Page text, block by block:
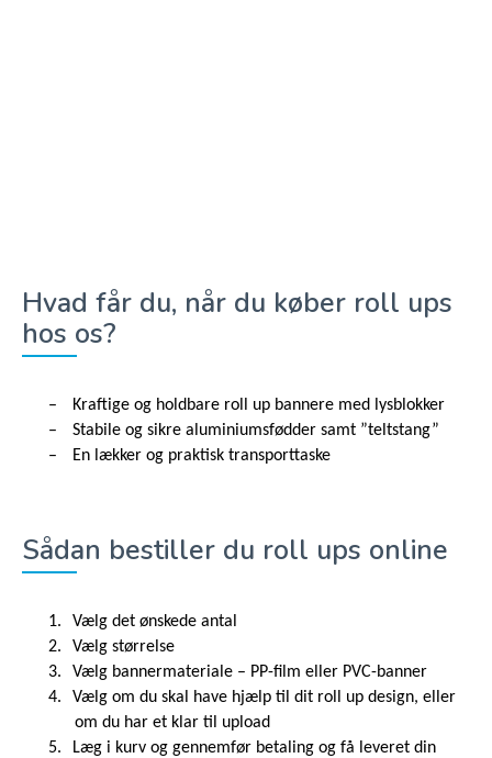
Hvad får du, når du køber roll ups
hos os?
–
Kraftige og holdbare roll up bannere med lysblokker
–
Stabile og sikre aluminiumsfødder samt ”teltstang”
–
En lækker og praktisk transporttaske
Sådan bestiller du roll ups online
1.
Vælg det ønskede antal
2.
Vælg størrelse
3.
Vælg bannermateriale – PP-film eller PVC-banner
4.
Vælg om du skal have hjælp til dit roll up design, eller
om du har et klar til upload
5.
Læg i kurv og gennemfør betaling og få leveret din